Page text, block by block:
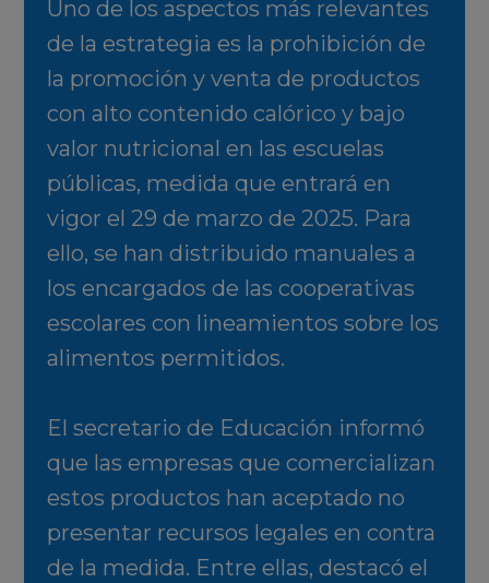
Uno de los aspectos más relevantes
de la estrategia es la prohibición de
la promoción y venta de productos
con alto contenido calórico y bajo
valor nutricional en las escuelas
públicas, medida que entrará en
vigor el 29 de marzo de 2025. Para
ello, se han distribuido manuales a
los encargados de las cooperativas
escolares con lineamientos sobre los
alimentos permitidos.
El secretario de Educación informó
que las empresas que comercializan
estos productos han aceptado no
presentar recursos legales en contra
de la medida. Entre ellas, destacó el